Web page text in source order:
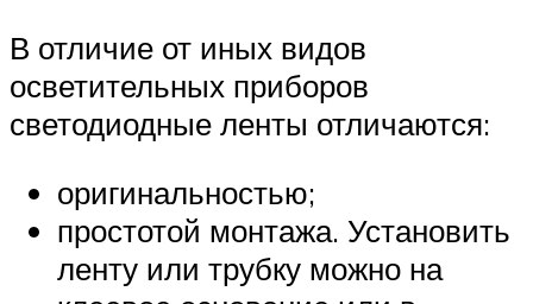
В отличие от иных видов
осветительных приборов
светодиодные ленты отличаются:
оригинальностью;
простотой монтажа. Установить
ленту или трубку можно на